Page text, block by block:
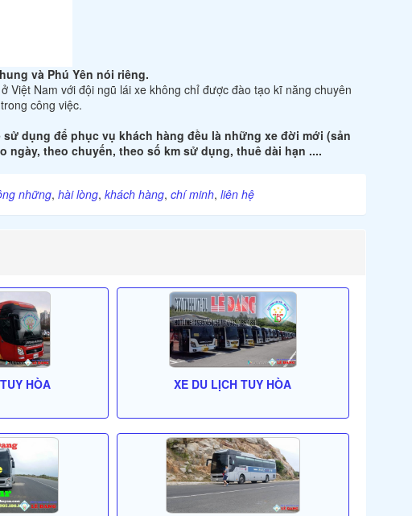
và Phú Yên nói riêng.
Việt Nam với đội ngũ lái xe không chỉ được đào tạo kĩ năng chuyên
công việc.
dụng để phục vụ khách hàng đều là những xe đời mới (sản
theo chuyến, theo số km sử dụng, thuê dài hạn ....
những, hài lòng, khách hàng, chí minh, liên hệ
HÒA XE DU LỊCH TUY HÒA